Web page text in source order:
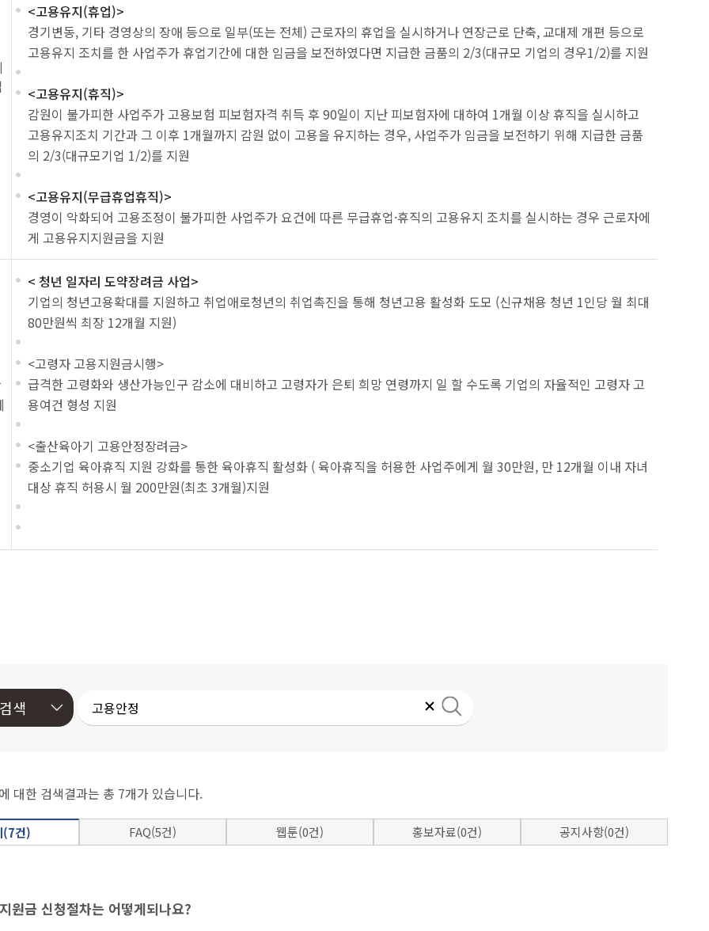
<고용유지(휴업)>
경기변동, 기타 경영상의 장애 등으로 일부(또는 전체) 근로자의 휴업을 실시하거나 연장근로 단축, 교대제 개편 등으로
고용유지 조치를 한 사업주가 휴업기간에 대한 임금을 보전하였다면 지급한 금품의 2/3(대규모 기업의 경우1/2)를 지원
<고용유지(휴직)>
감원이 불가피한 사업주가 고용보험 피보험자격 취득 후 90일이 지난 피보험자에 대하여 1개월 이상 휴직을 실시하고
고용유지조치 기간과 그 이후 1개월까지 감원 없이 고용을 유지하는 경우, 사업주가 임금을 보전하기 위해 지급한 금품
의 2/3(대규모기업 1/2)를 지원
<고용유지(무급휴업휴직)>
경영이 악화되어 고용조정이 불가피한 사업주가 요건에 따른 무급휴업·휴직의 고용유지 조치를 실시하는 경우 근로자에
게 고용유지지원금을 지원
< 청년 일자리 도약장려금 사업>
기업의 청년고용확대를 지원하고 취업애로청년의 취업촉진을 통해 청년고용 활성화 도모 (신규채용 청년 1인당 월 최대
80만원씩 최장 12개월 지원)
<고령자 고용지원금시행>
급격한 고령화와 생산가능인구 감소에 대비하고 고령자가 은퇴 희망 연령까지 일 할 수도록 기업의 자율적인 고령자 고
용여건 형성 지원
<출산육아기 고용안정장려금>
중소기업 육아휴직 지원 강화를 통한 육아휴직 활성화 ( 육아휴직을 허용한 사업주에게 월 30만원, 만 12개월 이내 자녀
대상 휴직 허용시 월 200만원(최초 3개월)지원
에 대한 검색결과는 총 7개가 있습니다.
(7건) FAQ(5건) 웹툰(0건) 홍보자료(0건) 공지사항(0건)
원금 신청절차는 어떻게되나요?